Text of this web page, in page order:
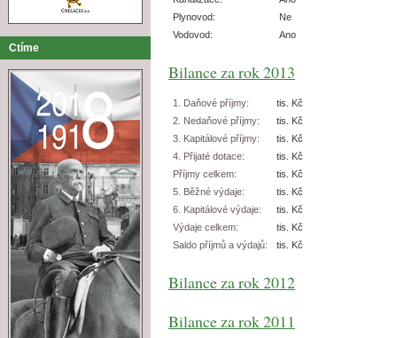
Ctíme
Plynovod:
Ne
Vodovod:
Ano
Bilance za rok 2013
1. Daňové příjmy:
tis. Kč
2. Nedaňové příjmy:
tis. Kč
3. Kapitálové příjmy:
tis. Kč
4. Přijaté dotace:
tis. Kč
Příjmy celkem:
tis. Kč
5. Běžné výdaje:
tis. Kč
6. Kapitálové výdaje:
tis. Kč
Výdaje celkem:
tis. Kč
Saldo příjmů a výdajů:
tis. Kč
Bilance za rok 2012
Bilance za rok 2011